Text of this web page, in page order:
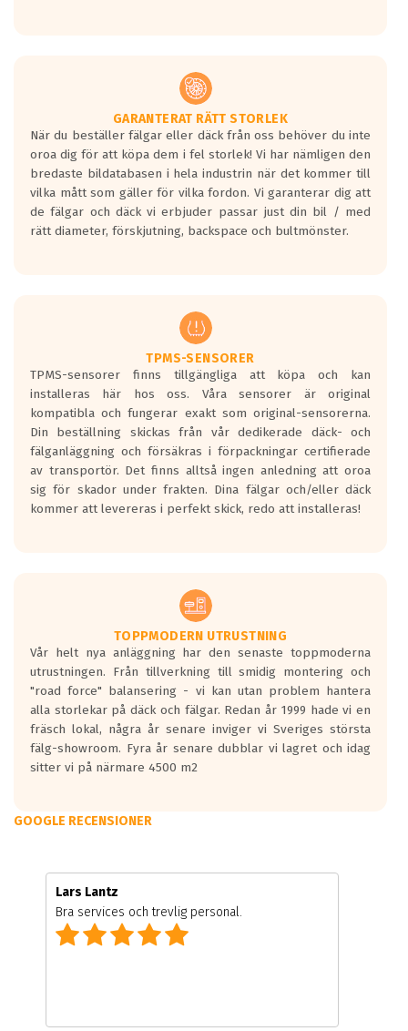
Vid körning i över 50km/h brukar
rullmotståndets ljud överträffa
motorljudet.
På däckmärkningen kommer det finnas
en symbol av ett däck med vågar. Hög
bullernivå markeras med svarta vågor
medans de vita vågorna påvisar om det är
ett tyst däck.
regelverket som introduceras år 2016.
Ett däck med två svarta vågor är redan
godkända för år 2016 nya regelverk.
Ett däck med en svart våg kommer vara
minst tre decibel tystare än det
regelverk som börjar gälla 2016.
GARANTERAT RÄTT STORLEK
När du beställer fälgar eller däck från oss behöver du inte
oroa dig för att köpa dem i fel storlek! Vi har nämligen den
bredaste bildatabasen i hela industrin när det kommer till
vilka mått som gäller för vilka fordon. Vi garanterar dig att
de fälgar och däck vi erbjuder passar just din bil / med
rätt diameter, förskjutning, backspace och bultmönster.
TPMS-SENSORER
TPMS-sensorer finns tillgängliga att köpa och kan
installeras här hos oss. Våra sensorer är original
kompatibla och fungerar exakt som original-sensorerna.
Din beställning skickas från vår dedikerade däck- och
fälganläggning och försäkras i förpackningar certifierade
av transportör. Det finns alltså ingen anledning att oroa
sig för skador under frakten. Dina fälgar och/eller däck
kommer att levereras i perfekt skick, redo att installeras!
TOPPMODERN UTRUSTNING
Vår helt nya anläggning har den senaste toppmoderna
utrustningen. Från tillverkning till smidig montering och
"road force" balansering - vi kan utan problem hantera
alla storlekar på däck och fälgar. Redan år 1999 hade vi en
fräsch lokal, några år senare inviger vi Sveriges största
fälg-showroom. Fyra år senare dubblar vi lagret och idag
sitter vi på närmare 4500 m2
GOOGLE RECENSIONER
Lars Lantz
Bra services och trevlig personal.